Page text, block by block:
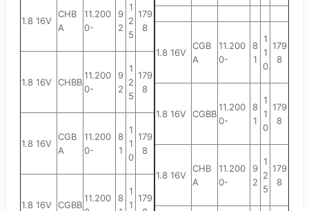
1.8 16V
CHB
A
11.200
0-
9
2
1
2
5
179
8
1.8 16V CHBB
11.200
0-
9
2
1
2
5
179
8
1.8 16V
CGB
A
11.200
0-
8
1
1
1
0
179
8
1.8 16V CGBB
11.200
8
1
1
179
1.8 16V
CGB
A
11.200
0-
8
1
1
1
0
179
8
1.8 16V CGBB
11.200
0-
8
1
1
1
0
179
8
1.8 16V
CHB
A
11.200
0-
9
2
1
2
5
179
8